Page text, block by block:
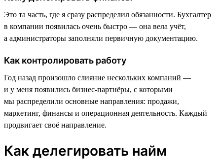
Это та часть, где я сразу распределил обязанности. Бухгалтер
в компании появилась очень быстро — она вела учёт,
а администраторы заполняли первичную документацию.
Как контролировать работу
Год назад произошло слияние нескольких компаний —
и у меня появились бизнес-партнёры, с которыми
мы распределили основные направления: продажи,
маркетинг, финансы и операционная деятельность. Каждый
продвигает своё направление.
Как делегировать найм